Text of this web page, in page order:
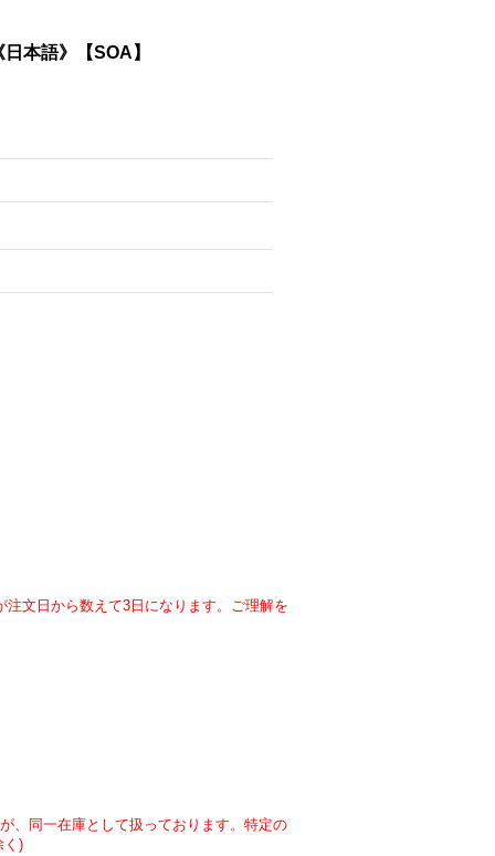
本語》【SOA】
文日から数えて3日になります。ご理解を
、同一在庫として扱っております。特定の
く)